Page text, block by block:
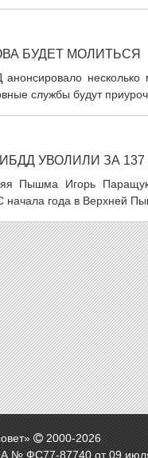
БУДЕТ МОЛИТЬСЯ
службы будут
УВОЛИЛИ ЗА 137
Пышма Игорь
года в Верхней
2000-2026
№ ФС77-87740 от 09